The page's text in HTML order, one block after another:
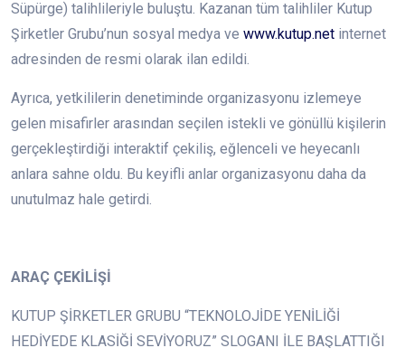
Süpürge) talihlileriyle buluştu. Kazanan tüm talihliler Kutup
Şirketler Grubu’nun sosyal medya ve www.kutup.net internet
adresinden de resmi olarak ilan edildi.
Ayrıca, yetkililerin denetiminde organizasyonu izlemeye
gelen misafirler arasından seçilen istekli ve gönüllü kişilerin
gerçekleştirdiği interaktif çekiliş, eğlenceli ve heyecanlı
anlara sahne oldu. Bu keyifli anlar organizasyonu daha da
unutulmaz hale getirdi.
ARAÇ ÇEKİLİŞİ
KUTUP ŞİRKETLER GRUBU “TEKNOLOJİDE YENİLİĞİ
HEDİYEDE KLASİĞİ SEVİYORUZ” SLOGANI İLE BAŞLATTIĞI